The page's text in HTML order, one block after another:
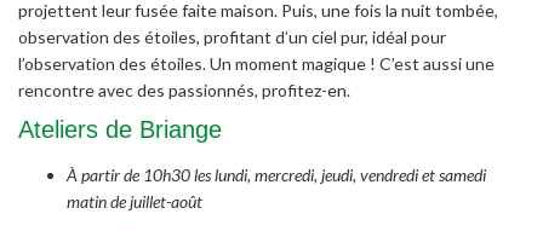
projettent leur fusée faite maison. Puis, une fois la nuit tombée,
observation des étoiles, profitant d’un ciel pur, idéal pour
l’observation des étoiles. Un moment magique ! C’est aussi une
rencontre avec des passionnés, profitez-en.
Ateliers de Briange
À partir de 10h30 les lundi, mercredi, jeudi, vendredi et samedi
matin de juillet-août